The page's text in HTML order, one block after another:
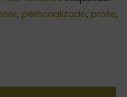
, personalizado, profe,